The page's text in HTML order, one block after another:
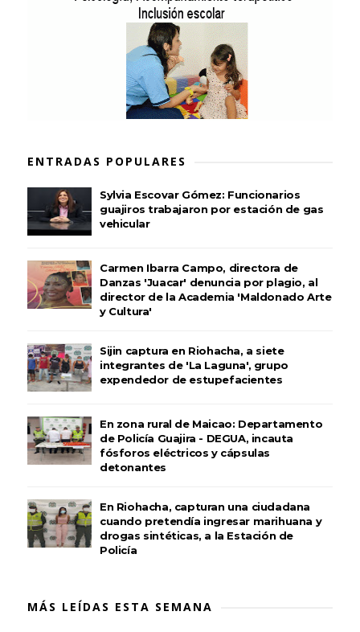
ENTRADAS POPULARES
Sylvia Escovar Gómez: Funcionarios
guajiros trabajaron por estación de gas
vehicular
Carmen Ibarra Campo, directora de
Danzas 'Juacar' denuncia por plagio, al
director de la Academia 'Maldonado Arte
y Cultura'
Sijin captura en Riohacha, a siete
integrantes de 'La Laguna', grupo
expendedor de estupefacientes
En zona rural de Maicao: Departamento
de Policía Guajira - DEGUA, incauta
fósforos eléctricos y cápsulas
detonantes
En Riohacha, capturan una ciudadana
cuando pretendía ingresar marihuana y
drogas sintéticas, a la Estación de
Policía
MÁS LEÍDAS ESTA SEMANA